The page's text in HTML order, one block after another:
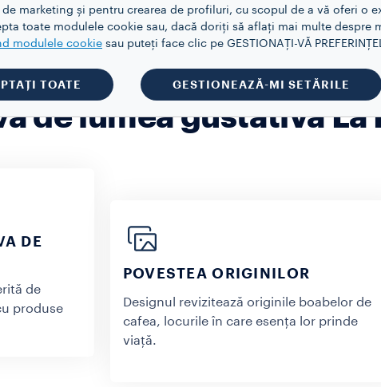
de lumea gustativă La
DE
de
produse
POVESTEA ORIGINILOR
Designul revizitează originile boabelor de
cafea, locurile în care esența lor prinde
viață.
marketing și pentru crearea de profiluri, cu scopul de a vă oferi o
toate modulele cookie sau, dacă doriți să aflați mai multe despre
modulele cookie sau puteți face clic pe GESTIONAȚI-VĂ
TOATE GESTIONEAZĂ-MI SETĂRILE